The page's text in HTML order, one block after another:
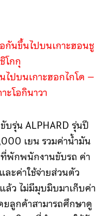
กันขึ้นไปบนเกาะฮอนชู
โกกุ
ปบนเกาะฮอกไกโด –
ะโอกินาวา
บรุ่น ALPHARD รุ่นปี
เยน รวมค่าน้ำมัน
พักพนักงานขับรถ ค่า
ะค่าใช้จ่ายส่วนตัว
ล้ว ไม่มีมุบมิบมาเก็บค่า
ลูกค้าสามารถศึกษาดู